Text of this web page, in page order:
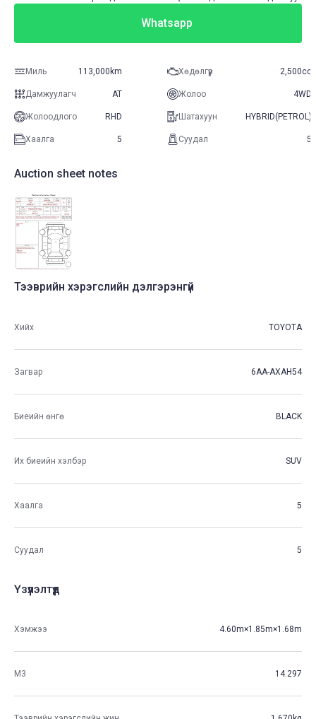
Whatsapp
Миль 113,000km Хөдөлгүүр 2,500cc
Дамжуулагч AT Жолоо 4WD
Жолоодлого RHD Шатахуун HYBRID(PETROL)
Хаалга 5 Суудал 5
Auction sheet notes
Тээврийн хэрэгслийн дэлгэрэнгүй
Хийх TOYOTA
Загвар 6AA-AXAH54
Биеийн өнгө BLACK
Их биеийн хэлбэр SUV
Хаалга 5
Суудал 5
Үзүүлэлтүүд
Хэмжээ 4.60m×1.85m×1.68m
М3 14.297